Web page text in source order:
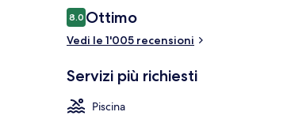
Recensioni
8.08.0 su 10
Ottimo
Vedi le 1'005 recensioni
Servizi più richiesti
Piscina